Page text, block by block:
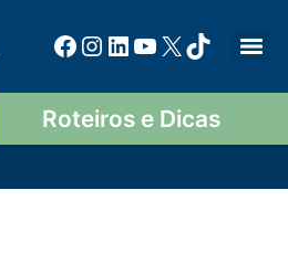
Roteiros e Dicas